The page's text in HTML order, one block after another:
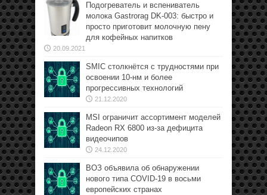
Подогреватель и вспениватель
молока Gastrorag DK-003: быстро и
просто приготовит молочную пену
для кофейных напитков
20.09.2021
SMIC столкнётся с трудностями при
освоении 10-нм и более
прогрессивных технологий
21.12.2020
MSI ограничит ассортимент моделей
Radeon RX 6800 из-за дефицита
видеочипов
24.12.2020
ВОЗ объявила об обнаружении
нового типа COVID-19 в восьми
европейских странах